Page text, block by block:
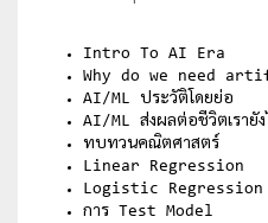
Intro To AI Era
Why do we need
AI/ML ประวัติโดยย่อ
AI/ML ส่งผลต่อชีวิตเรายัง
ทบทวนคณิตศาสตร์
Linear Regression
Logistic Regression
การ Test Model